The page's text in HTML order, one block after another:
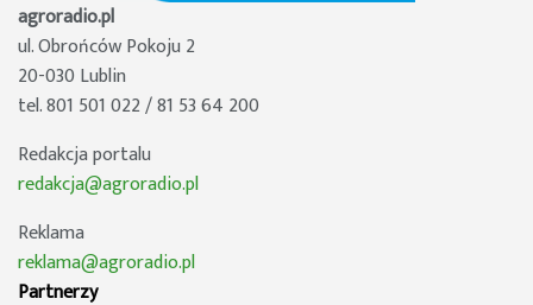
agroradio.pl
ul. Obrońców Pokoju 2
20-030 Lublin
tel. 801 501 022 / 81 53 64 200
Redakcja portalu
redakcja@agroradio.pl
Reklama
reklama@agroradio.pl
Partnerzy